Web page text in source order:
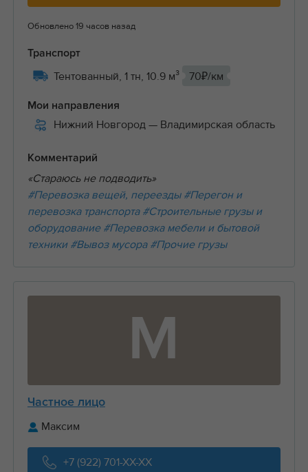
Обновлено 19 часов назад
Транспорт
Тентованный, 1 тн, 10.9 м³ 70₽/км
Мои направления
Нижний Новгород — Владимирская область
Комментарий
«Стараюсь не подводить»
#Перевозка вещей, переезды #Перегон и
перевозка транспорта #Строительные грузы и
оборудование #Перевозка мебели и бытовой
техники #Вывоз мусора #Прочие грузы
М
Частное лицо
Максим
+7 (922) 701-XX-XX